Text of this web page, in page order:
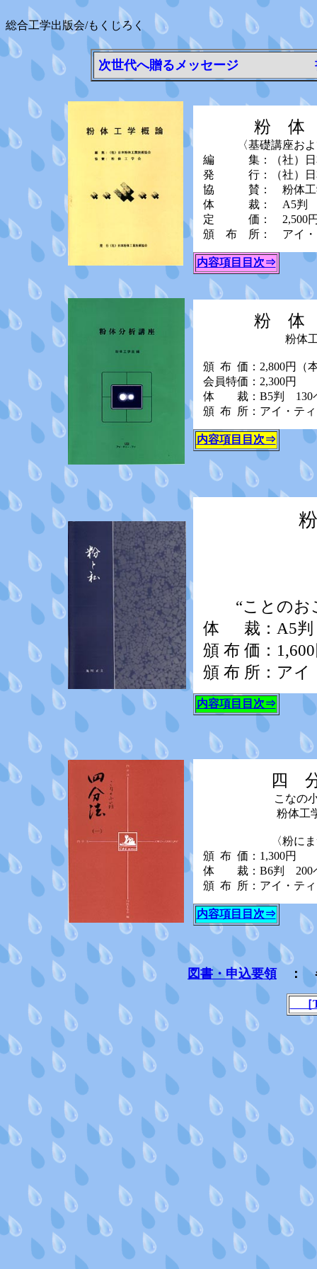
総合工学出版会/もくじろく
次世代へ贈るメッセー
粉 体
〈基礎講座およ
編 集：（社）日本
発 行：（社）日本
協 賛： 粉体工学
体 裁： A5判
定 価： 2,500円
頒 布 所： アイ・テ
内容項目目次⇒
粉 体
粉体工学
頒 布 価：2,800円（
会員特価：2,300円
体 裁：B5判 130
頒 布 所：アイ・テ
内容項目目次⇒
粉
“ことのお
体 裁：A5判
頒 布 価：
頒 布 所：アイ
内容項目目次⇒
四 分
こなの
粉体
〈粉にまつわ
頒 布 価：1,300円
体 裁：B6判 200
頒 布 所：アイ・テ
内容項目目次⇒
図書・申込要領 ：
［